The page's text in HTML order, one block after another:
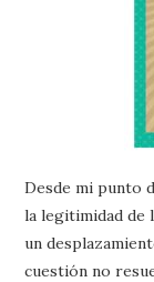
Desde mi punto
la legitimidad de
un
cuestión no